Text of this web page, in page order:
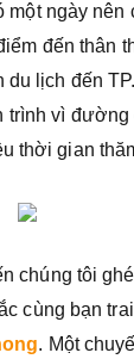
ngày nên
đến thân
lịch đến
trình vì đường
thời gian
chúng tôi
cùng bạn
. Một